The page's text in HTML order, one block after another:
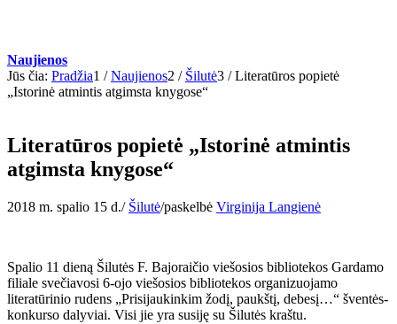
Naujienos
Jūs čia: Pradžia1 / Naujienos2 / Šilutė3 / Literatūros popietė
„Istorinė atmintis atgimsta knygose“
Literatūros popietė „Istorinė atmintis
atgimsta knygose“
2018 m. spalio 15 d./ Šilutė/paskelbė Virginija Langienė
Spalio 11 dieną Šilutės F. Bajoraičio viešosios bibliotekos Gardamo
filiale svečiavosi 6-ojo viešosios bibliotekos organizuojamo
literatūrinio rudens „Prisijaukinkim žodį, paukštį, debesį…“ šventės-
konkurso dalyviai. Visi jie yra susiję su Šilutės kraštu.